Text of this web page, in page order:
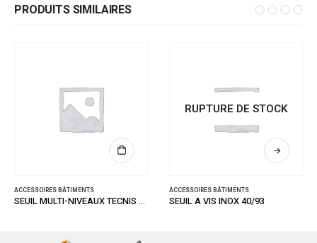
PRODUITS SIMILAIRES
ACCESSOIRES BÂTIMENTS
SEUIL MULTI-NIVEAUX TECNIS OR 32/93
RUPTURE DE STOCK
ACCESSOIRES BÂTIMENTS
SEUIL A VIS INOX 40/93